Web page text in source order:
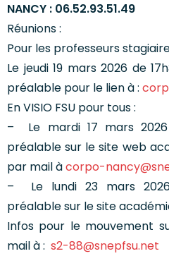
NANCY : 06.52.93.51.49
Réunions :
Pour les professeurs
Le jeudi 19 mars 2026 de
préalable pour le lienà :
En VISIO FSU pour tous :
– Le mardi 17 mars
préalable sur le site web
par mail àcorpo-
– Le lundi 23 mars
préalable sur le site
Infos pour le mouvement
mail à : s2-88@snepfsu.net